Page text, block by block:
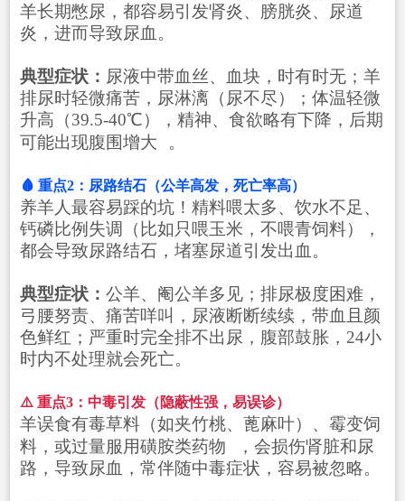
羊长期憋尿，都容易引发肾炎、膀胱炎、尿道
炎，进而导致尿血。
典型症状： 尿液中带血丝、血块，时有时无；羊
排尿时轻微痛苦，尿淋漓（尿不尽）；体温轻微
升高（39.5-40℃），精神、食欲略有下降，后期
可能出现腹围增大 。
🩸 重点2：尿路结石（公羊高发，死亡率高）
养羊人最容易踩的坑！精料喂太多、饮水不足、
钙磷比例失调（比如只喂玉米，不喂青饲料），
都会导致尿路结石，堵塞尿道引发出血。
典型症状： 公羊、阉公羊多见；排尿极度困难，
弓腰努责、痛苦咩叫，尿液断断续续，带血且颜
色鲜红；严重时完全排不出尿，腹部鼓胀，24小
时内不处理就会死亡。
⚠️ 重点3：中毒引发（隐蔽性强，易误诊）
羊误食有毒草料（如夹竹桃、蓖麻叶）、霉变饲
料，或过量服用磺胺类药物
，会损伤肾脏和尿
路，导致尿血，常伴随中毒症状，容易被忽略。